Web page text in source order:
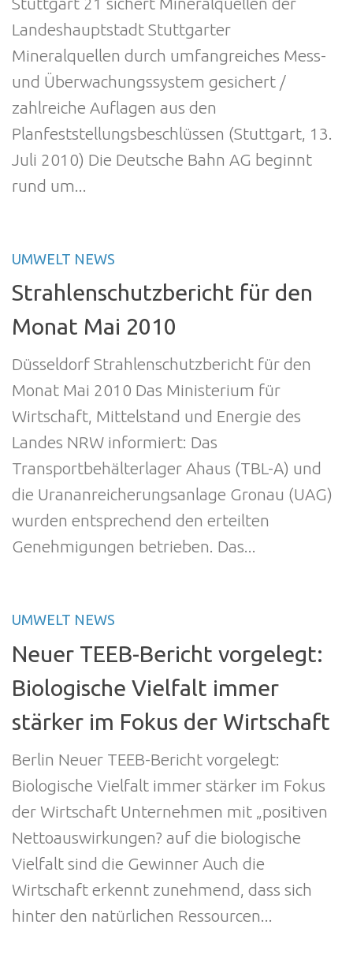
Landeshauptstadt Stuttgarter
Mineralquellen durch umfangreiches Mess-
und Überwachungssystem gesichert /
zahlreiche Auflagen aus den
Planfeststellungsbeschlüssen (Stuttgart, 13.
Juli 2010) Die Deutsche Bahn AG beginnt
rund um...
UMWELT NEWS
Strahlenschutzbericht für den
Monat Mai 2010
Düsseldorf Strahlenschutzbericht für den
Monat Mai 2010 Das Ministerium für
Wirtschaft, Mittelstand und Energie des
Landes NRW informiert: Das
Transportbehälterlager Ahaus (TBL-A) und
die Urananreicherungsanlage Gronau (UAG)
wurden entsprechend den erteilten
Genehmigungen betrieben. Das...
UMWELT NEWS
Neuer TEEB-Bericht vorgelegt:
Biologische Vielfalt immer
stärker im Fokus der Wirtschaft
Berlin Neuer TEEB-Bericht vorgelegt:
Biologische Vielfalt immer stärker im Fokus
der Wirtschaft Unternehmen mit „positiven
Nettoauswirkungen? auf die biologische
Vielfalt sind die Gewinner Auch die
Wirtschaft erkennt zunehmend, dass sich
hinter den natürlichen Ressourcen...